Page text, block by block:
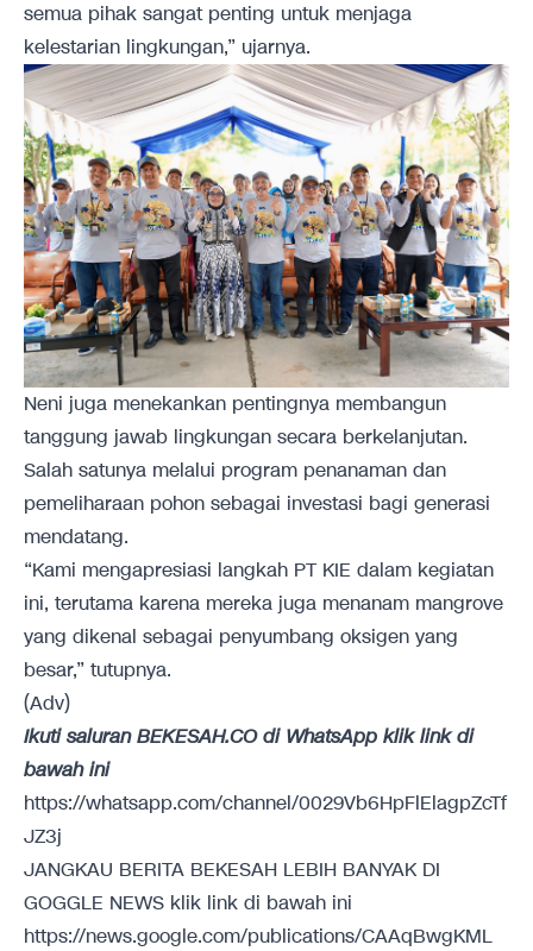
semua pihak sangat penting untuk menjaga
kelestarian lingkungan,” ujarnya.
Neni juga menekankan pentingnya membangun
tanggung jawab lingkungan secara berkelanjutan.
Salah satunya melalui program penanaman dan
pemeliharaan pohon sebagai investasi bagi generasi
mendatang.
“Kami mengapresiasi langkah PT KIE dalam kegiatan
ini, terutama karena mereka juga menanam mangrove
yang dikenal sebagai penyumbang oksigen yang
besar,” tutupnya.
(Adv)
Ikuti saluran BEKESAH.CO di WhatsApp klik link di
bawah ini
https://whatsapp.com/channel/0029Vb6HpFlElagpZcTf
JZ3j
JANGKAU BERITA BEKESAH LEBIH BANYAK DI
GOGGLE NEWS klik link di bawah ini
https://news.google.com/publications/CAAqBwgKML